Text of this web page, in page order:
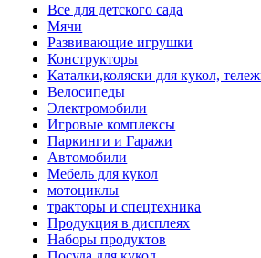
Все для детского сада
Мячи
Развивающие игрушки
Конструкторы
Каталки,коляски для кукол,
Велосипеды
Электромобили
Игровые комплексы
Паркинги и Гаражи
Автомобили
Мебель для кукол
мотоциклы
тракторы и спецтехника
Продукция в дисплеях
Наборы продуктов